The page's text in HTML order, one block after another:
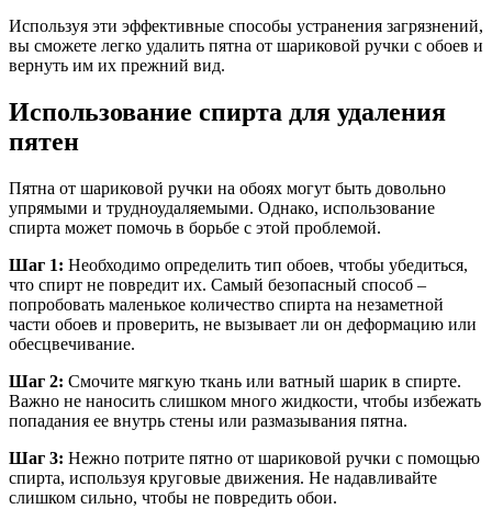
Используя эти эффективные способы устранения загрязнений,
вы сможете легко удалить пятна от шариковой ручки с обоев и
вернуть им их прежний вид.
Использование спирта для удаления
пятен
Пятна от шариковой ручки на обоях могут быть довольно
упрямыми и трудноудаляемыми. Однако, использование
спирта может помочь в борьбе с этой проблемой.
Шаг 1: Необходимо определить тип обоев, чтобы убедиться,
что спирт не повредит их. Самый безопасный способ –
попробовать маленькое количество спирта на незаметной
части обоев и проверить, не вызывает ли он деформацию или
обесцвечивание.
Шаг 2: Смочите мягкую ткань или ватный шарик в спирте.
Важно не наносить слишком много жидкости, чтобы избежать
попадания ее внутрь стены или размазывания пятна.
Шаг 3: Нежно потрите пятно от шариковой ручки с помощью
спирта, используя круговые движения. Не надавливайте
слишком сильно, чтобы не повредить обои.